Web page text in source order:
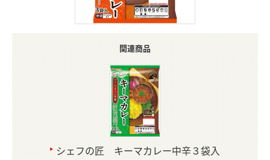
関連商品
シェフの匠 キーマカレー中辛３袋入